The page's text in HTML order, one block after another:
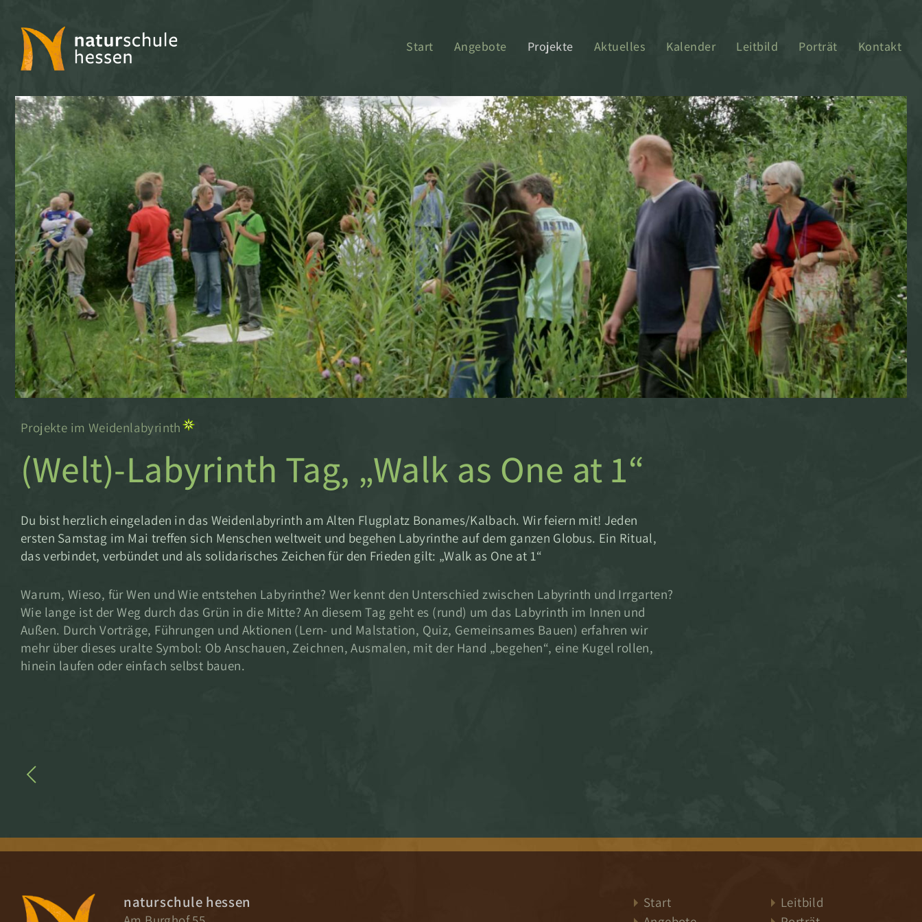
naturschule
hessen
Start Angebote Projekte Aktuelles Kalender Leitbild Porträt Kontakt
Projekte im Weidenlabyrinth
(Welt)-Labyrinth Tag, „Walk as One at 1“
Du bist herzlich eingeladen in das Weidenlabyrinth am Alten Flugplatz Bonames/Kalbach. Wir feiern mit! Jeden
ersten Samstag im Mai treffen sich Menschen weltweit und begehen Labyrinthe auf dem ganzen Globus. Ein Ritual,
das verbindet, verbündet und als solidarisches Zeichen für den Frieden gilt: „Walk as One at 1“
Warum, Wieso, für Wen und Wie entstehen Labyrinthe? Wer kennt den Unterschied zwischen Labyrinth und Irrgarten?
Wie lange ist der Weg durch das Grün in die Mitte? An diesem Tag geht es (rund) um das Labyrinth im Innen und
Außen. Durch Vorträge, Führungen und Aktionen (Lern- und Malstation, Quiz, Gemeinsames Bauen) erfahren wir
mehr über dieses uralte Symbol: Ob Anschauen, Zeichnen, Ausmalen, mit der Hand „begehen“, eine Kugel rollen,
hinein laufen oder einfach selbst bauen.
naturschule hessen
Start
Leitbild